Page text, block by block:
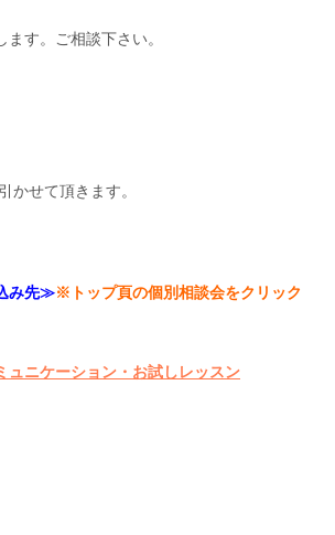
す。ご相談下さい。
かせて頂きます。
み先≫※トップ頁の個別相談会をクリック
ュニケーション・お試しレッスン